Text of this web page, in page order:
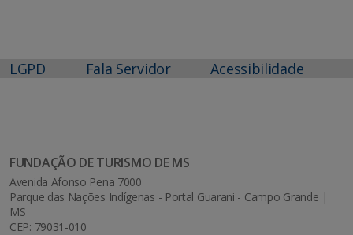
LGPD Fala Servidor Acessibilidade
FUNDAÇÃO DE TURISMO DE MS
Avenida Afonso Pena 7000
Parque das Nações Indígenas - Portal Guarani - Campo Grande |
MS
CEP: 79031-010